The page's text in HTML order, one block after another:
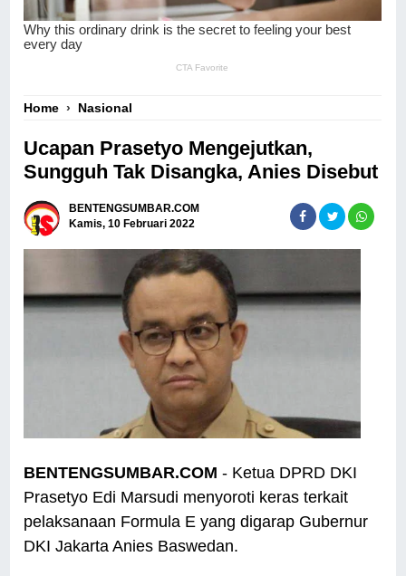
Home › Nasional
Ucapan Prasetyo Mengejutkan,
Sungguh Tak Disangka, Anies Disebut
BENTENGSUMBAR.COM
Kamis, 10 Februari 2022
BENTENGSUMBAR.COM - Ketua DPRD DKI
Prasetyo Edi Marsudi menyoroti keras terkait
pelaksanaan Formula E yang digarap Gubernur
DKI Jakarta Anies Baswedan.